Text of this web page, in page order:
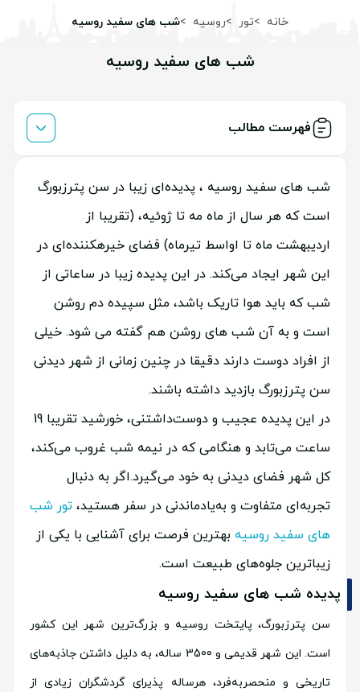
خانه تور روسیه شب های سفید روسیه
شب های سفید روسیه
فهرست مطالب
شب های سفید روسیه ، پدیده‌ای زیبا در سن پترزبورگ
است که هر سال از ماه مه تا ژوئیه، (تقریبا از
اردیبهشت ماه تا اواسط تیرماه) فضای خیره‎کننده‌ای در
این شهر ایجاد می‌کند. در این پدیده زیبا در ساعاتی از
شب که باید هوا تاریک باشد، مثل سپیده دم روشن
است و به آن شب های روشن هم گفته می شود. خیلی
از افراد دوست دارند دقیقا در چنین زمانی از شهر دیدنی
سن پترزبورگ بازدید داشته باشند.
در این پدیده عجیب و دوست‌داشتنی، خورشید تقریبا 19
ساعت می‌تابد و هنگامی که در نیمه شب غروب می‌کند،
کل شهر فضای دیدنی به خود می‌گیرد.اگر به دنبال
تجربه‌ای متفاوت و به‌یادماندنی در سفر هستید، تور شب
های سفید روسیه بهترین فرصت برای آشنایی با یکی از
زیباترین جلوه‌های طبیعت است.
پدیده شب های سفید روسیه
سن پترزبورگ، پایتخت روسیه و بزرگ‌ترین شهر این کشور
است. این شهر قدیمی و 3500 ساله، به دلیل داشتن جاذبه‌های
تاریخی و منحصربه‌فرد، هرساله پذیرای گردشگران زیادی از